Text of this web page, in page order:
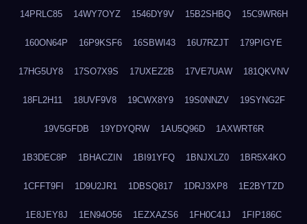
14PRLC85 14WY7OYZ 1546DY9V 15B2SHBQ 15C9WR6H
160ON64P 16P9KSF6 16SBWI43 16U7RZJT 179PIGYE
17HG5UY8 17SO7X9S 17UXEZ2B 17VE7UAW 181QKVNV
18FL2H11 18UVF9V8 19CWX8Y9 19S0NNZV 19SYNG2F
19V5GFDB 19YDYQRW 1AU5Q96D 1AXWRT6R
1B3DEC8P 1BHACZIN 1BI91YFQ 1BNJXLZ0 1BR5X4KO
1CFFT9FI 1D9U2JR1 1DBSQ817 1DRJ3XP8 1E2BYTZD
1E8JEY8J 1EN94O56 1EZXAZS6 1FH0C41J 1FIP186C